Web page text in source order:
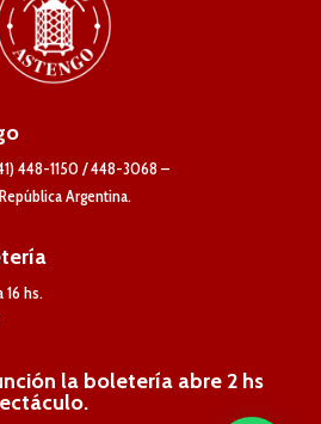
448-1150 / 448-3068 –
Argentina.
16 hs.
la boletería abre 2 hs